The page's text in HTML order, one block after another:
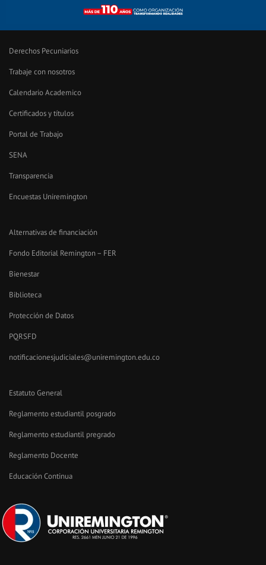
Derechos Pecuniarios
Trabaje con nosotros
Calendario Academico
Certificados y títulos
Portal de Trabajo
SENA
Transparencia
Encuestas Uniremington
Alternativas de financiación
Fondo Editorial Remington – FER
Bienestar
Biblioteca
Protección de Datos
PQRSFD
notificacionesjudiciales@uniremington.edu.co
Estatuto General
Reglamento estudiantil posgrado
Reglamento estudiantil pregrado
Reglamento Docente
Educación Continua